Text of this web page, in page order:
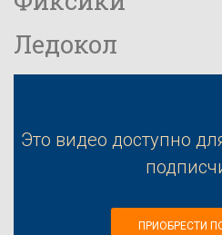
Ледокол
Это видео доступно
ПРИОБРЕСТИ